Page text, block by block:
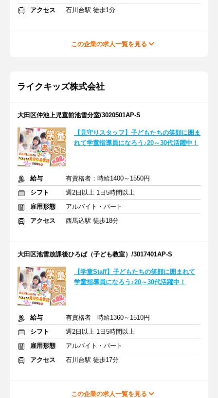
アクセス
石川台駅 徒歩1分
この企業の求人一覧を見る
ライクキッズ株式会社
大田区仲池上児童館池雪分室/3020501AP-S
【見守りスタッフ】子どもたちの笑顔に囲ま
れて学童指導員になろう♪20～30代活躍中！
給与
有資格者：時給1400～1550円
シフト
週2日以上 1日5時間以上
雇用形態
アルバイト・パート
アクセス
西馬込駅 徒歩18分
大田区池雪放課後ひろば（子ども教室）/3017401AP-S
【学童Staff】子どもたちの笑顔に囲まれて
学童指導員になろう♪20～30代活躍中！
給与
有資格者 時給1360～1510円
シフト
週2日以上 1日5時間以上
雇用形態
アルバイト・パート
アクセス
石川台駅 徒歩17分
この企業の求人一覧を見る